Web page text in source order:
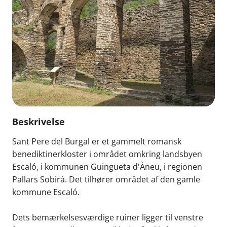
Beskrivelse
Sant Pere del Burgal er et gammelt romansk
benediktinerkloster i området omkring landsbyen
Escaló, i kommunen Guingueta d'Àneu, i regionen
Pallars Sobirà. Det tilhører området af den gamle
kommune Escaló.
Dets bemærkelsesværdige ruiner ligger til venstre